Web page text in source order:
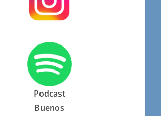
Podcast
Buenos